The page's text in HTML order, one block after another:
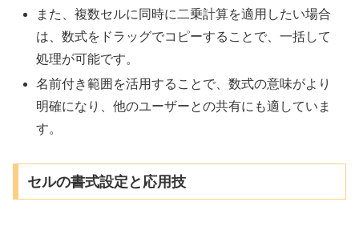
また、複数セルに同時に二乗計算を適用したい場合
は、数式をドラッグでコピーすることで、一括して
処理が可能です。
名前付き範囲を活用することで、数式の意味がより
明確になり、他のユーザーとの共有にも適していま
す。
セルの書式設定と応用技